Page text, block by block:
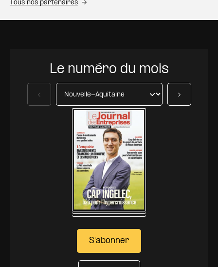
Tous nos partenaires
Le numéro du mois
S'abonner
Précédent Suivant